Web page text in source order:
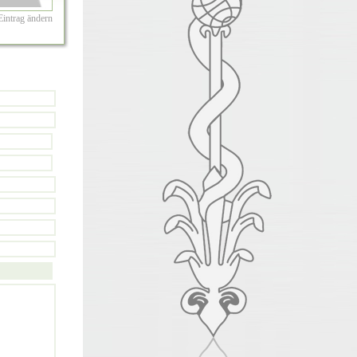
ändern